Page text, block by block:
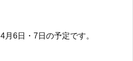
4月6日・7日の予定です。